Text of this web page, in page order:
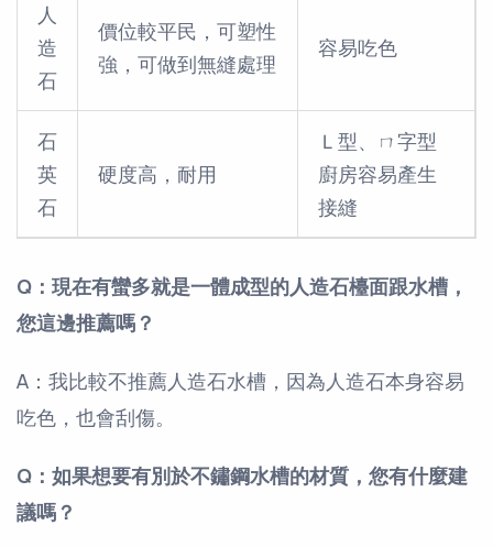
人
造
石
價位較平民，可塑性
強，可做到無縫處理
容易吃色
石
英
石
硬度高，耐用
Ｌ型、ㄇ字型
廚房容易產生
接縫
Q：現在有蠻多就是一體成型的人造石檯面跟水槽，
您這邊推薦嗎？
A：我比較不推薦人造石水槽，因為人造石本身容易
吃色，也會刮傷。
Q：如果想要有別於不鏽鋼水槽的材質，您有什麼建
議嗎？